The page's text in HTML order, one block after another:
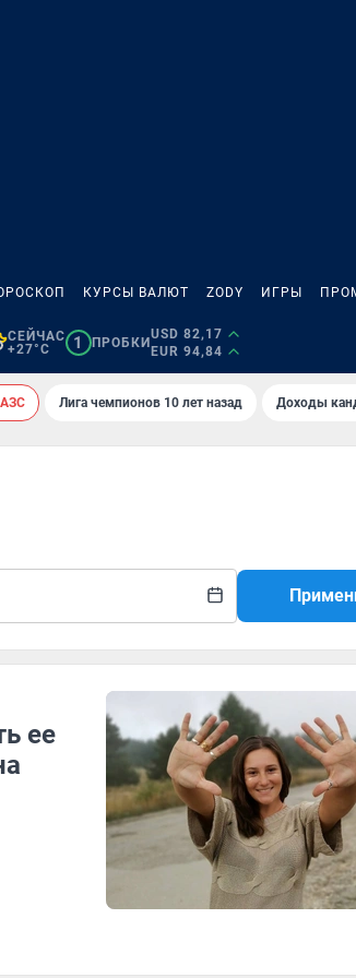
КУРСЫ ВАЛЮТ ZODY ИГРЫ
СЕЙЧАС
+27°C
1 ПРОБКИ
USD 82,17
EUR 94,84
Лига чемпионов 10 лет назад Доходы
ее